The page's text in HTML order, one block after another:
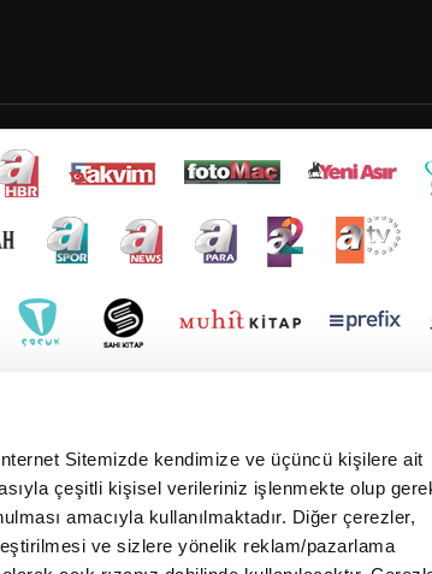
Sitemizde kendimize ve üçüncü kişilere ait
çeşitli kişisel verileriniz işlenmekte olup
amacıyla kullanılmaktadır. Diğer çerezler,
ve sizlere yönelik reklam/pazarlama